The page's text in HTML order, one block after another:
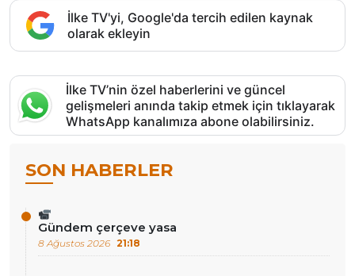
İlke TV'yi, Google'da tercih edilen kaynak
olarak ekleyin
İlke TV’nin özel haberlerini ve güncel
gelişmeleri anında takip etmek için tıklayarak
WhatsApp kanalımıza abone olabilirsiniz.
SON HABERLER
Gündem çerçeve yasa
8 Ağustos 2026 21:18